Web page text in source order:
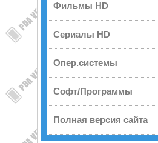
Фильмы HD
Сериалы HD
Опер.системы
Софт/Программы
Полная версия сайта